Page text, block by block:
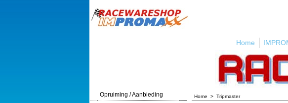
Home
Opruiming / Aanbieding
Home > Tripmaster